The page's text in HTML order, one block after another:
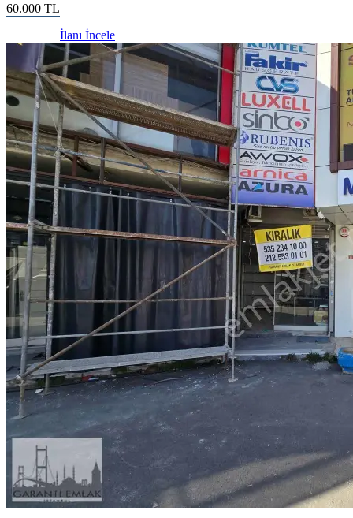
60.000 TL
İlanı İncele